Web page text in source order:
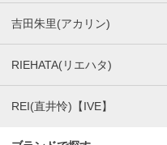
吉田朱里(アカリン)
RIEHATA(リエハタ)
REI(直井怜)【IVE】